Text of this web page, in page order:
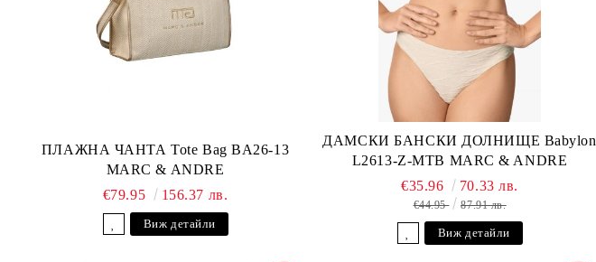
ПЛАЖНА ЧАНТА Tote Bag BA26-13
MARC & ANDRE
€79.95
156.37 лв.
Виж детайли
ДАМСКИ БАНСКИ ДОЛНИЩЕ Babylon
L2613-Z-MTB MARC & ANDRE
€35.96 70.33 лв.
€44.95 87.91 лв.
Виж детайли